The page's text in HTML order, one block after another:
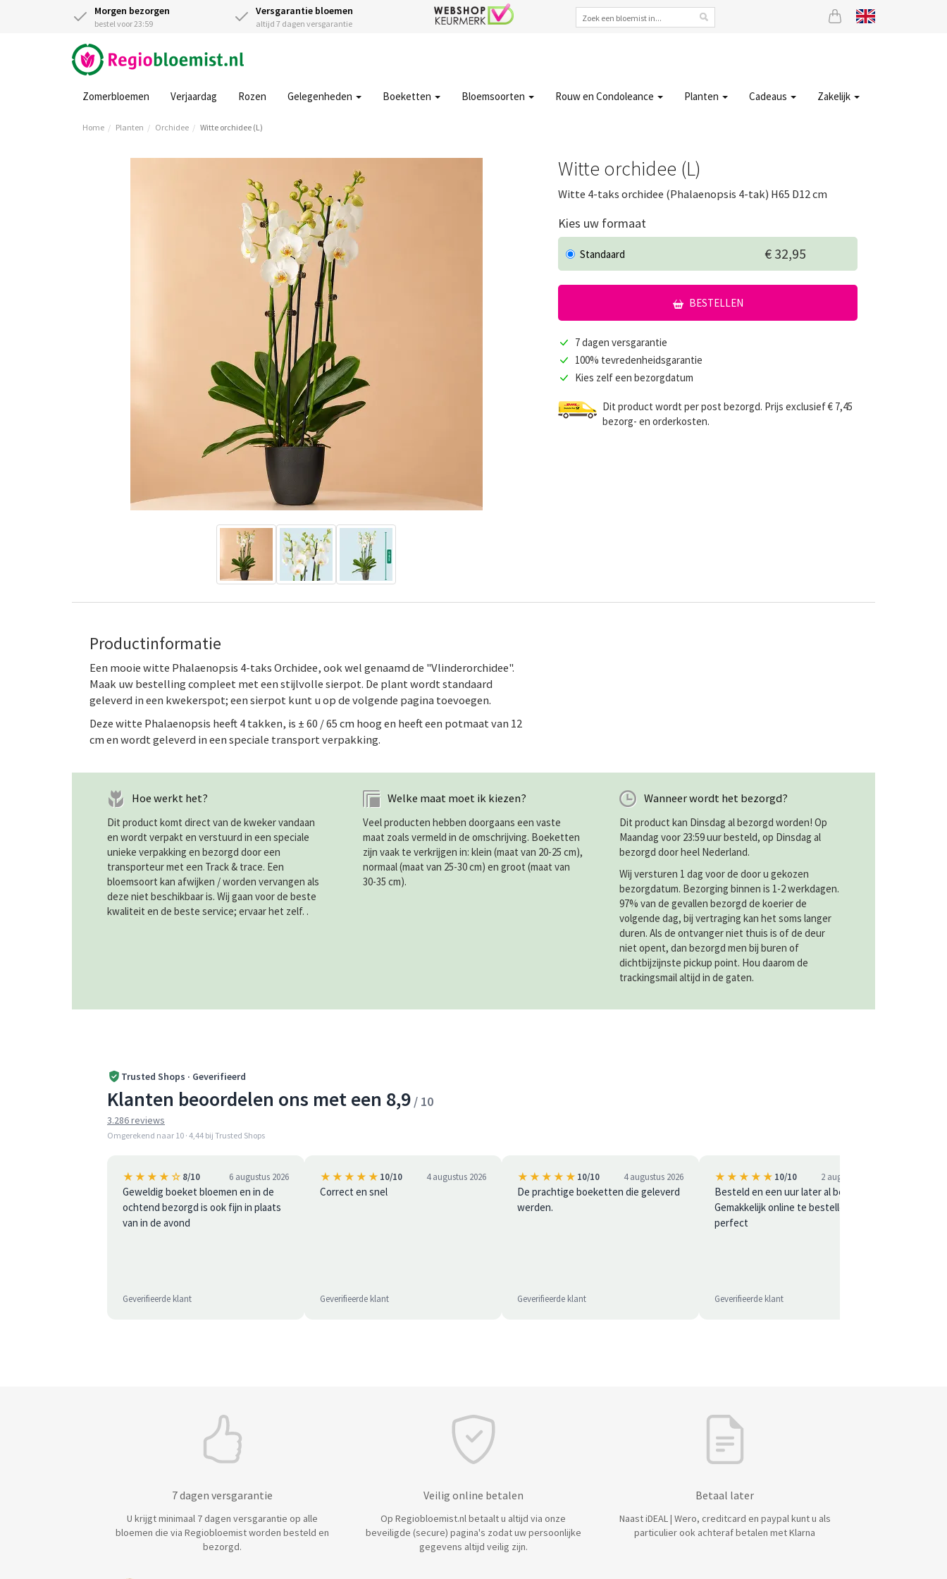
Morgen bezorgen
bestel voor 23:59
Versgarantie bloemen
altijd 7 dagen versgarantie
Zomerbloemen Verjaardag Rozen Gelegenheden Boeketten Bloemsoorten Rouw en Condoleance Planten Cadeaus Zakelijk
Home Planten Orchidee Witte orchidee (L)
Witte orchidee (L)
Witte 4-taks orchidee (Phalaenopsis 4-tak) H65 D12 cm
Kies uw formaat
Standaard € 32,95
BESTELLEN
7 dagen versgarantie
100% tevredenheidsgarantie
Kies zelf een bezorgdatum
Dit product wordt per post bezorgd. Prijs exclusief € 7,45
bezorg- en orderkosten.
Productinformatie
Een mooie witte Phalaenopsis 4-taks Orchidee, ook wel genaamd de "Vlinderorchidee".
Maak uw bestelling compleet met een stijlvolle sierpot. De plant wordt standaard
geleverd in een kwekerspot; een sierpot kunt u op de volgende pagina toevoegen.
Deze witte Phalaenopsis heeft 4 takken, is ± 60 / 65 cm hoog en heeft een potmaat van 12
cm en wordt geleverd in een speciale transport verpakking.
Hoe werkt het?
Dit product komt direct van de kweker vandaan
en wordt verpakt en verstuurd in een speciale
unieke verpakking en bezorgd door een
transporteur met een Track & trace. Een
bloemsoort kan afwijken / worden vervangen als
deze niet beschikbaar is. Wij gaan voor de beste
kwaliteit en de beste service; ervaar het zelf. .
Welke maat moet ik kiezen?
Veel producten hebben doorgaans een vaste
maat zoals vermeld in de omschrijving. Boeketten
zijn vaak te verkrijgen in: klein (maat van 20-25 cm),
normaal (maat van 25-30 cm) en groot (maat van
30-35 cm).
Wanneer wordt het bezorgd?
Dit product kan Dinsdag al bezorgd worden! Op
Maandag voor 23:59 uur besteld, op Dinsdag al
bezorgd door heel Nederland.
Wij versturen 1 dag voor de door u gekozen
bezorgdatum. Bezorging binnen is 1-2 werkdagen.
97% van de gevallen bezorgd de koerier de
volgende dag, bij vertraging kan het soms langer
duren. Als de ontvanger niet thuis is of de deur
niet opent, dan bezorgd men bij buren of
dichtbijzijnste pickup point. Hou daarom de
trackingsmail altijd in de gaten.
Trusted Shops · Geverifieerd
Klanten beoordelen ons met een 8,9 / 10
3.286 reviews
Omgerekend naar 10 · 4,44 bij Trusted Shops
★★★★☆ 8/10 6 augustus 2026
Geweldig boeket bloemen en in de
ochtend bezorgd is ook fijn in plaats
van in de avond
Geverifieerde klant
★★★★★ 10/10 4 augustus 2026
Correct en snel
Geverifieerde klant
★★★★★ 10/10 4 augustus 2026
De prachtige boeketten die geleverd
werden.
Geverifieerde klant
★★★★★ 10/10 2 augustus 2026
Besteld en een uur later al bezorgd .
Gemakkelijk online te bestellen. Echt
perfect
Geverifieerde klant
7 dagen versgarantie
U krijgt minimaal 7 dagen versgarantie op alle
bloemen die via Regiobloemist worden besteld en
bezorgd.
Veilig online betalen
Op Regiobloemist.nl betaalt u altijd via onze
beveiligde (secure) pagina's zodat uw persoonlijke
gegevens altijd veilig zijn.
Betaal later
Naast iDEAL | Wero, creditcard en paypal kunt u als
particulier ook achteraf betalen met Klarna